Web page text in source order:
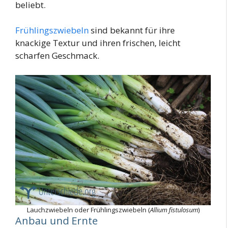
beliebt.
Frühlingszwiebelnsind bekannt für ihre
knackige Textur und ihren frischen, leicht
scharfen Geschmack.
Lauchzwiebeln oder Frühlingszwiebeln (Allium fistulosum)
Anbau und Ernte